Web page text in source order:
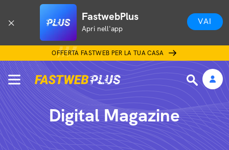
FastwebPlus
Apri nell'app
VAI
OFFERTA FASTWEB PER LA TUA CASA
Digital Magazine